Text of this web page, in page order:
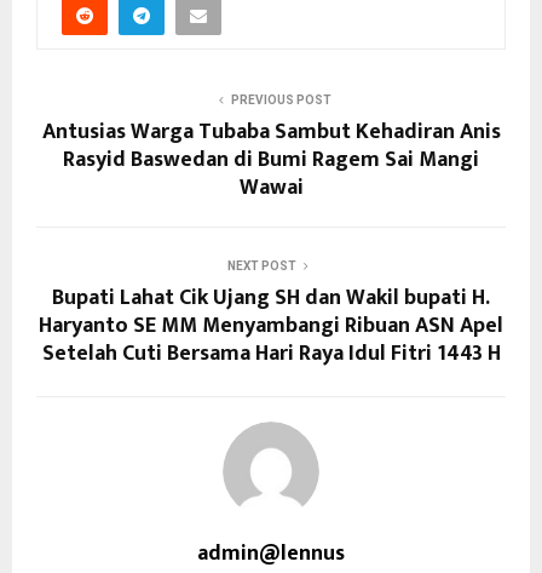
PREVIOUS POST
Antusias Warga Tubaba Sambut Kehadiran Anis
Rasyid Baswedan di Bumi Ragem Sai Mangi
Wawai
NEXT POST
Bupati Lahat Cik Ujang SH dan Wakil bupati H.
Haryanto SE MM Menyambangi Ribuan ASN Apel
Setelah Cuti Bersama Hari Raya Idul Fitri 1443 H
admin@lennus